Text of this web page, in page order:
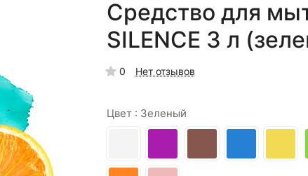
Средство для
SILENCE 3 л
0 Нет отзывов
Цвет : Зеленый